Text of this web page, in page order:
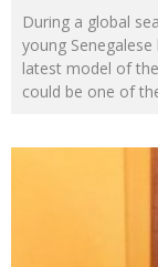
During a global
young
latest model of
could be one of